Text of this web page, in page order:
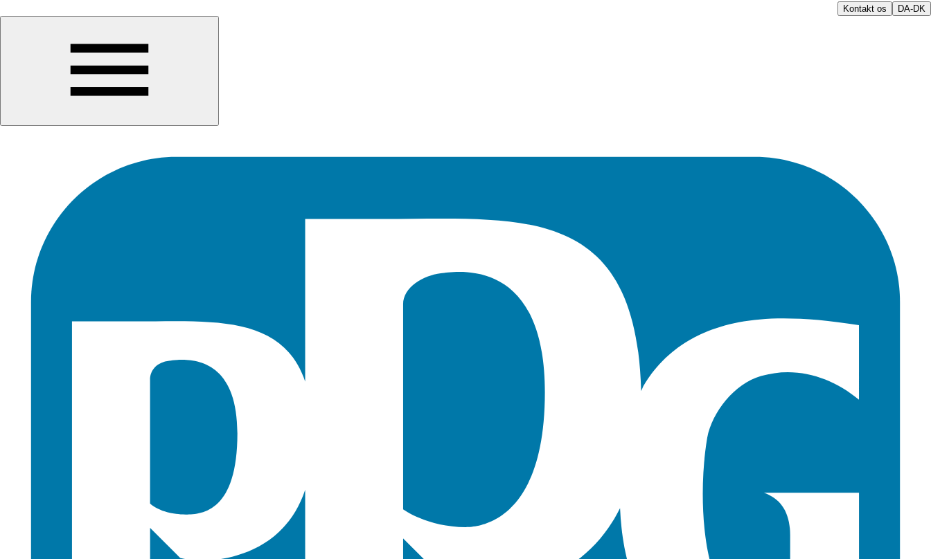
Kontakt os DA-DK